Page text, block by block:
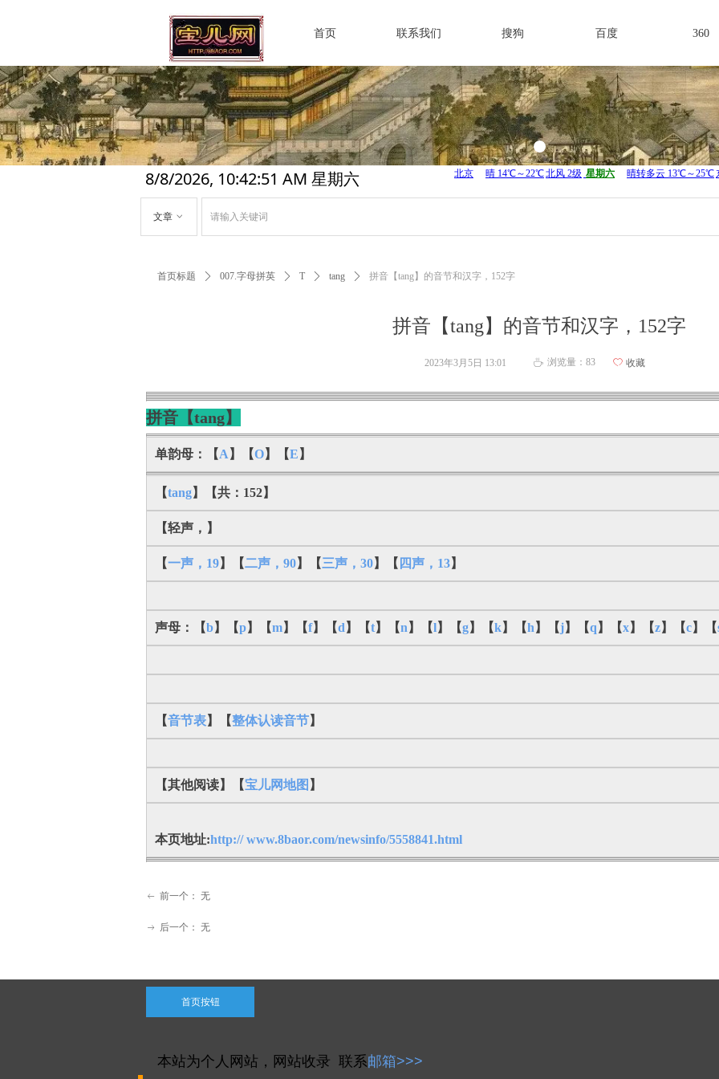
首页 联系我们 搜狗 百度 360
8/8/2026, 10:42:51 AM 星期六
文章 ꀁ
ꂃ 前一个： 无
ꁹ 后一个： 无
拼音【tang】
单韵母：【A 】【O】【E 】
【tang】【共：152】
【轻声，】
【一声，19】【二声，90】【三声，30】【 四声，13】
声母：【b】【p】【m】【f】【d 】【t】【n 】【l】【g】【k】【h 】【j】【q 】【x】【z】【c】【
【音节表】【整体认读音节】
【其他阅读】【宝儿网地图 】
本页地址:http:// www.8baor.com/newsinfo/5558841.html
拼音【tang】的音节和汉字，152字
2023年3月5日 13:01 ꄘ 浏览量： 83 ꄀ 收藏
首页标题 ꄲ 007.字母拼英 ꄲ T ꄲ tang ꄲ 拼音【tang】的音节和汉字，152字
首页按钮
本站为个人网站，网站收录 联系邮箱>>>